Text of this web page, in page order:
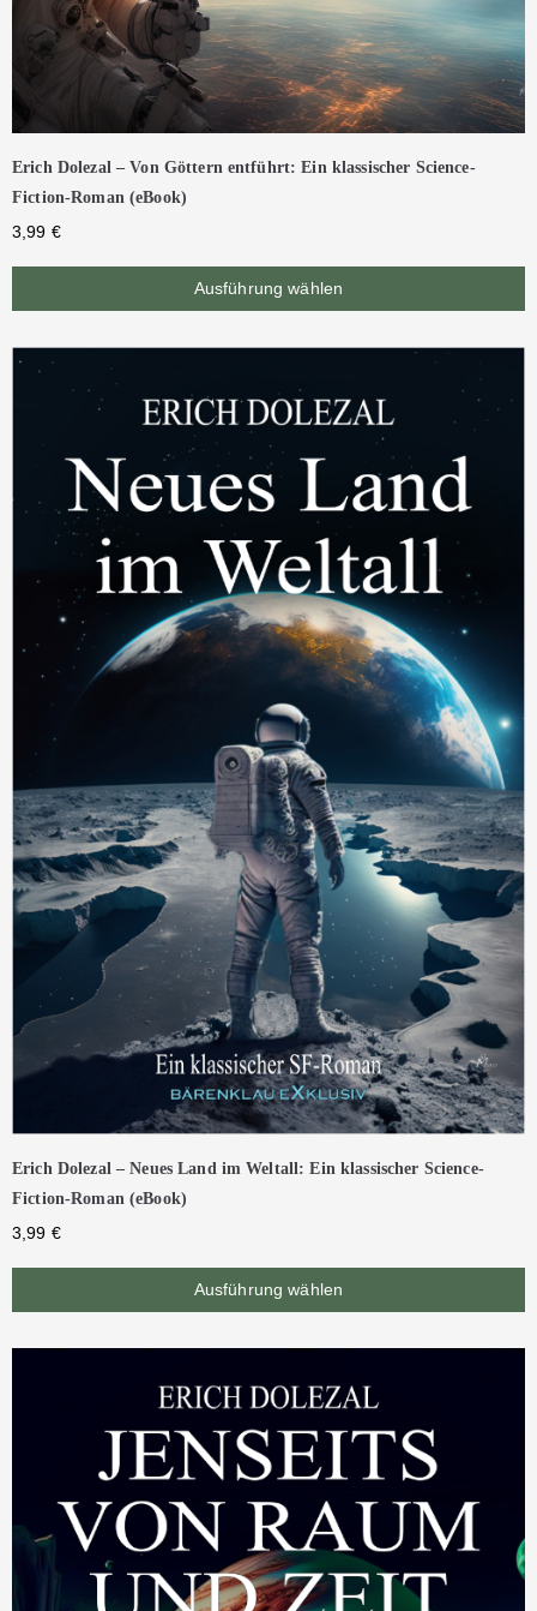
Erich Dolezal – Von Göttern entführt: Ein klassischer Science-
Fiction-Roman (eBook)
3,99 €
Ausführung wählen
Erich Dolezal – Neues Land im Weltall: Ein klassischer Science-
Fiction-Roman (eBook)
3,99 €
Ausführung wählen